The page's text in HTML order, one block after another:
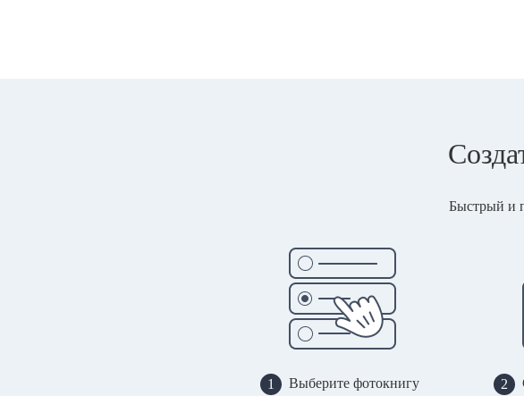
Быстрый и
1 Выберите фотокнигу 2